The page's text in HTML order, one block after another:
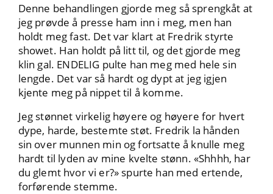
Denne behandlingen gjorde meg så sprengkåt at
jeg prøvde å presse ham inn i meg, men han
holdt meg fast. Det var klart at Fredrik styrte
showet. Han holdt på litt til, og det gjorde meg
klin gal. ENDELIG pulte han meg med hele sin
lengde. Det var så hardt og dypt at jeg igjen
kjente meg på nippet til å komme.
Jeg stønnet virkelig høyere og høyere for hvert
dype, harde, bestemte støt. Fredrik la hånden
sin over munnen min og fortsatte å knulle meg
hardt til lyden av mine kvelte stønn. «Shhhh, har
du glemt hvor vi er?» spurte han med ertende,
forførende stemme.